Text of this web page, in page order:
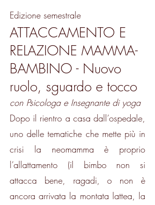
Edizione semestrale
ATTACCAMENTO E
RELAZIONE MAMMA-
BAMBINO - Nuovo
ruolo, sguardo e tocco
con Psicologa e Insegnante di yoga
Dopo il rientro a casa dall’ospedale,
uno delle tematiche che mette più in
crisi la neomamma è proprio
l’allattamento (il bimbo non si
attacca bene, ragadi, o non è
ancora arrivata la montata lattea, la